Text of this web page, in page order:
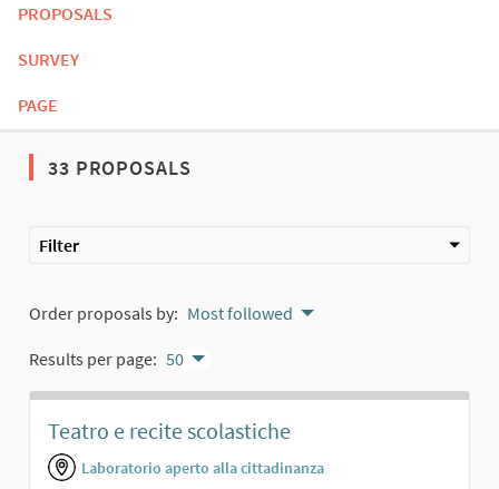
PROPOSALS
SURVEY
PAGE
33 PROPOSALS
Filter
Order proposals by: Most followed
Results per page: 50
Teatro e recite scolastiche
Laboratorio aperto alla cittadinanza